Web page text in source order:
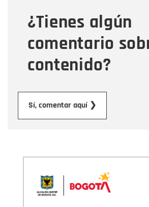
¿Tienes algún
comentario
contenido?
Sí, comentar aquí ❯
Mensaje